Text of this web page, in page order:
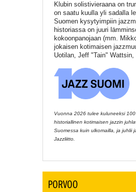
Klubin solistivieraana on
on saatu kuulla yli sadalla
Suomen kysytyimpiin
historiassa on juuri
kokoonpanojaan (mm.
jokaisen kotimaisen
Uotilan, Jeff "Tain"
Vuonna 2026 tulee kuluneeksi
historiallinen kotimaisen jazzin
Suomessa kuin ulkomailla, ja juhlii
Jazzliitto.
PORVOO